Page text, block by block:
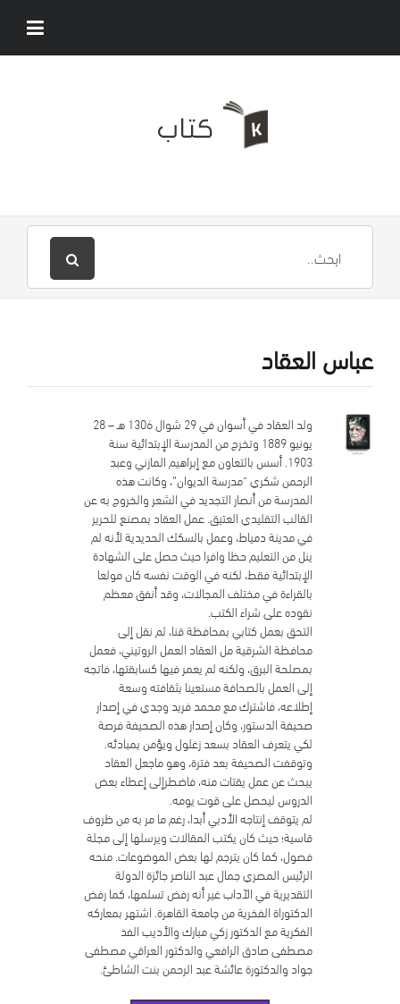
عباس العقاد
ولد العقاد في أسوان في 29 شوال 1306 هـ – 28
يونيو 1889 وتخرج من المدرسة الإبتدائية سنة
1903. أسس بالتعاون مع إبراهيم المازني وعبد
الرحمن شكري “مدرسة الديوان”، وكانت هذه
المدرسة من أنصار التجديد في الشعر والخروج به عن
القالب التقليدي العتيق. عمل العقاد بمصنع للحرير
في مدينة دمياط، وعمل بالسكك الحديدية لأنه لم
ينل من التعليم حظا وافرا حيث حصل على الشهادة
الإبتدائية فقط، لكنه في الوقت نفسه كان مولعا
بالقراءة في مختلف المجالات، وقد أنفق معظم
نقوده على شراء الكتب.
التحق بعمل كتابي بمحافظة قنا، ثم نقل إلى
محافظة الشرقية مل العقاد العمل الروتيني، فعمل
بمصلحة البرق، ولكنه لم يعمر فيها كسابقتها، فاتجه
إلى العمل بالصحافة مستعينا بثقافته وسعة
إطلاعه، فاشترك مع محمد فريد وجدي في إصدار
صحيفة الدستور، وكان إصدار هذه الصحيفة فرصة
لكي يتعرف العقاد بسعد زغلول ويؤمن بمبادئه.
وتوقفت الصحيفة بعد فترة، وهو ماجعل العقاد
يبحث عن عمل يقتات منه، فاضطرإلى إعطاء بعض
الدروس ليحصل على قوت يومه.
لم يتوقف إنتاجه الأدبي أبدا، رغم ما مر به من ظروف
قاسية؛ حيث كان يكتب المقالات ويرسلها إلى مجلة
فصول، كما كان يترجم لها بعض الموضوعات. منحه
الرئيس المصري جمال عبد الناصر جائزة الدولة
التقديرية في الآداب غير أنه رفض تسلمها، كما رفض
الدكتوراة الفخرية من جامعة القاهرة. اشتهر بمعاركه
الفكرية مع الدكتور زكي مبارك والأديب الفذ
مصطفى صادق الرافعي والدكتور العراقي مصطفى
جواد والدكتورة عائشة عبد الرحمن بنت الشاطئ.